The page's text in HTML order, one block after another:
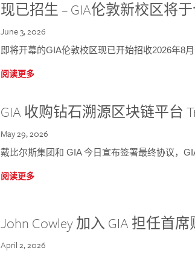
现已招生 – GIA伦敦新校区将
June 3, 2026
即将开幕的GIA伦敦校区现已开始招收2026年8月
阅读更多
GIA 收购钻石溯源区块链平台
May 29, 2026
戴比尔斯集团和 GIA 今日宣布签署最终协议，
阅读更多
John Cowley 加入 GIA 担任首
April 2, 2026